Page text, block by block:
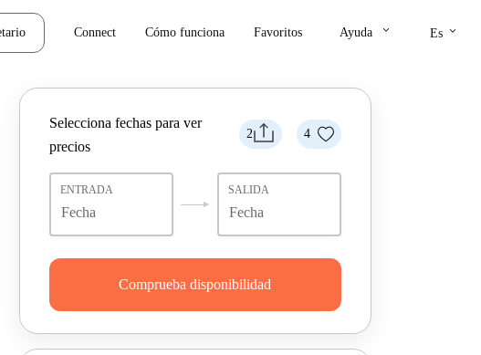
Connect Cómo funciona Favoritos Ayuda keyboard_arrow_down Es keyboard_arrow_down
2 4
Selecciona fechas para ver
precios
ENTRADA SALIDA
Comprueba disponibilidad